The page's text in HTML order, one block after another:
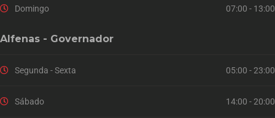
Domingo 07:00 - 13:00
Alfenas - Governador
Segunda - Sexta 05:00 - 23:00
Sábado 14:00 - 20:00